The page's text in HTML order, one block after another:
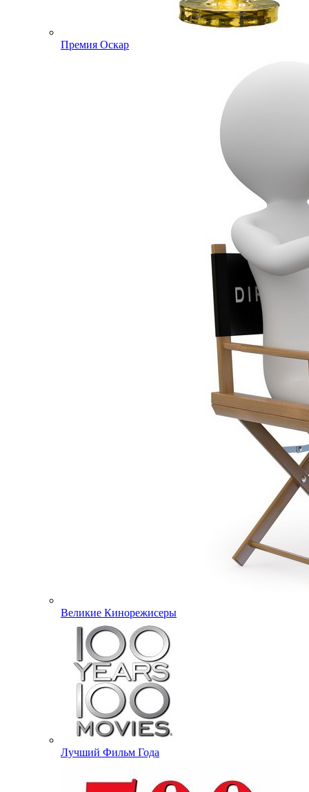
Премия Оскар
Великие Кинорежисеры
Лучший Фильм Года